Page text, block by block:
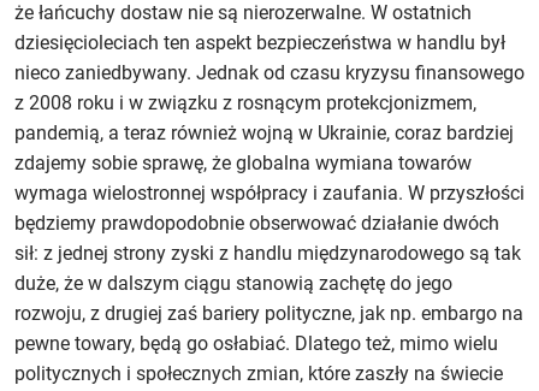
że łańcuchy dostaw nie są nierozerwalne. W ostatnich
dziesięcioleciach ten aspekt bezpieczeństwa w handlu był
nieco zaniedbywany. Jednak od czasu kryzysu finansowego
z 2008 roku i w związku z rosnącym protekcjonizmem,
pandemią, a teraz również wojną w Ukrainie, coraz bardziej
zdajemy sobie sprawę, że globalna wymiana towarów
wymaga wielostronnej współpracy i zaufania. W przyszłości
będziemy prawdopodobnie obserwować działanie dwóch
sił: z jednej strony zyski z handlu międzynarodowego są tak
duże, że w dalszym ciągu stanowią zachętę do jego
rozwoju, z drugiej zaś bariery polityczne, jak np. embargo na
pewne towary, będą go osłabiać. Dlatego też, mimo wielu
politycznych i społecznych zmian, które zaszły na świecie